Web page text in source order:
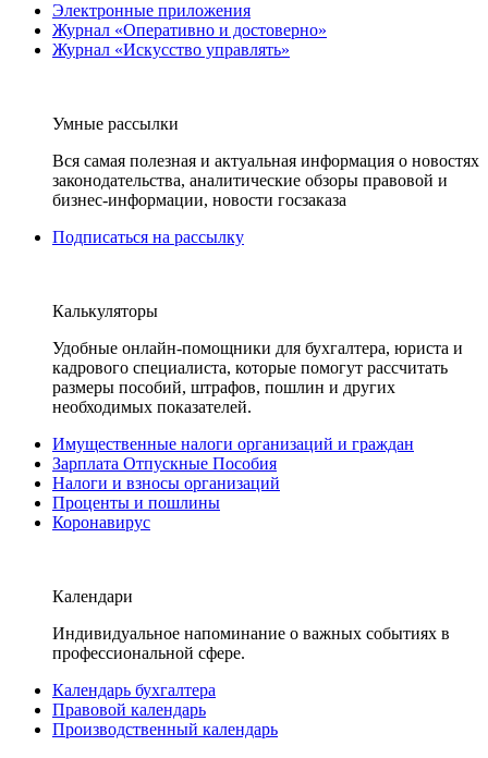
Электронные приложения
Журнал «Оперативно и достоверно»
Журнал «Искусство управлять»
Умные рассылки
Вся самая полезная и актуальная информация о новостях
законодательства, аналитические обзоры правовой и
бизнес-информации, новости госзаказа
Подписаться на рассылку
Калькуляторы
Удобные онлайн-помощники для бухгалтера, юриста и
кадрового специалиста, которые помогут рассчитать
размеры пособий, штрафов, пошлин и других
необходимых показателей.
Имущественные налоги организаций и граждан
Зарплата Отпускные Пособия
Налоги и взносы организаций
Проценты и пошлины
Коронавирус
Календари
Индивидуальное напоминание о важных событиях в
профессиональной сфере.
Календарь бухгалтера
Правовой календарь
Производственный календарь